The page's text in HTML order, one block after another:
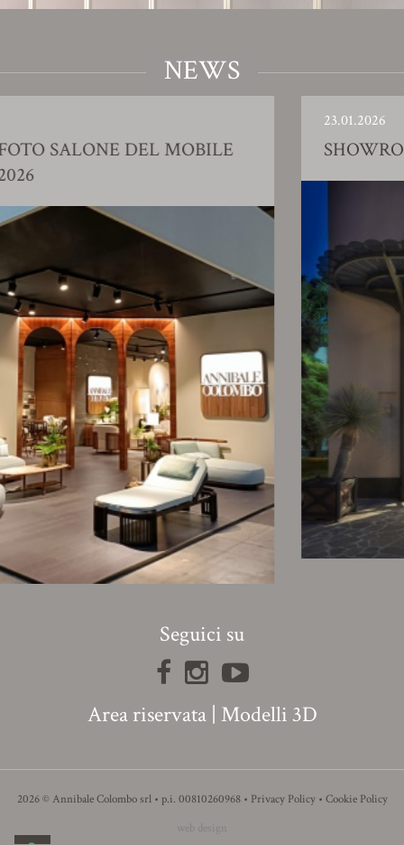
NEWS
SHOWROOM AZIENDALE
Seguici su
Area riservata| Modelli 3D
2026 © Annibale Colombo srl • p.i. 00810260968 • Privacy Policy• Cookie Policy
web design